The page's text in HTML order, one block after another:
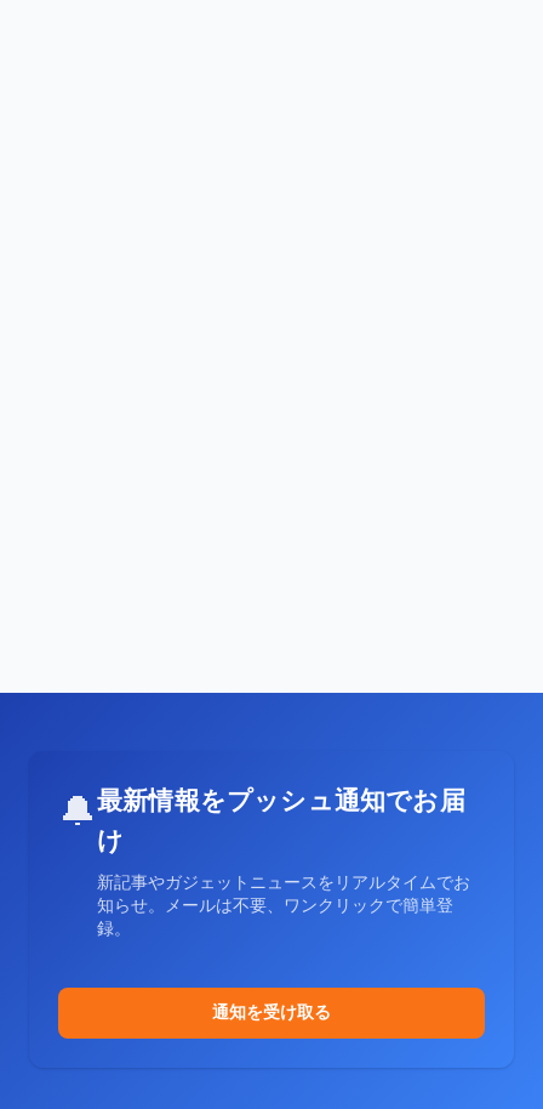
🔔最新情報をプッシュ通知でお届
け
新記事やガジェットニュースをリアルタイムでお
知らせ。メールは不要、ワンクリックで簡単登
録。
通知を受け取る